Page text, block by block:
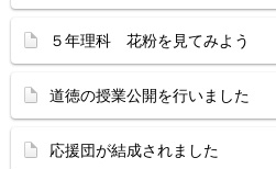
５年理科 花粉を見てみよう
道徳の授業公開を行いました
応援団が結成されました